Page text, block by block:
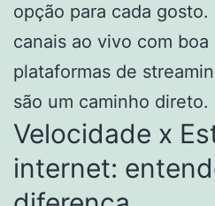
opção para cada
canais ao vivo com boa
plataformas de
são um caminho direto.
Velocidade x
internet: